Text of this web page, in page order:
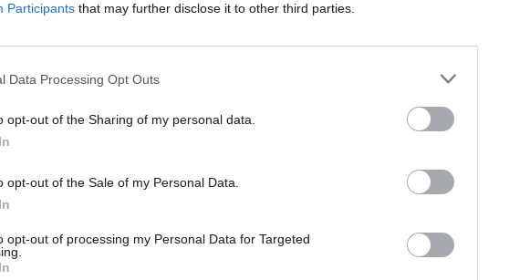
Participants that may further disclose it to other third parties.
Data Processing Opt Outs
opt-out of the Sharing of my personal data.
opt-out of the Sale of my Personal Data.
opt-out of processing my Personal Data for Targeted
polizia con un coltello a San
disposto divieto di dimora in
disposto il divieto di dimora nella provincia
nei confronti del 40enne spagnolo senza
ferito [...]